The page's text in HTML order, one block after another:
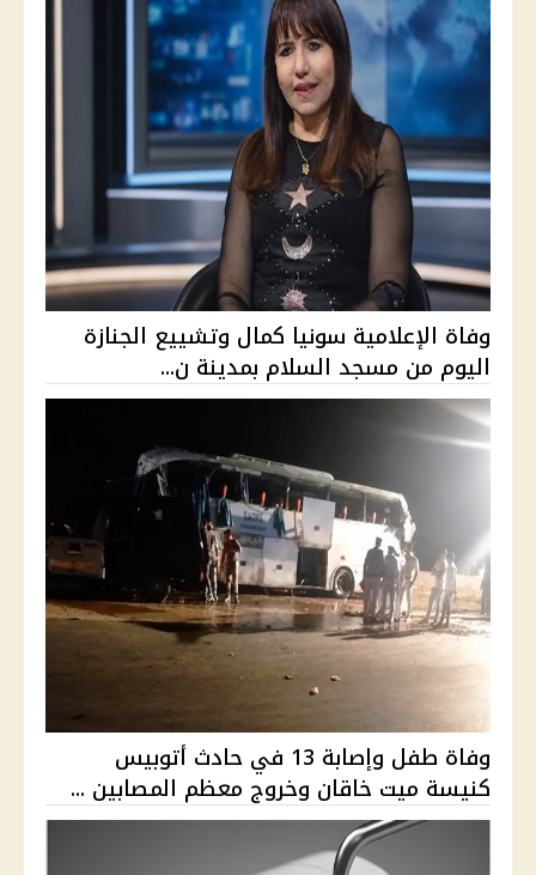
وفاة الإعلامية سونيا كمال وتشييع الجنازة
اليوم من مسجد السلام بمدينة ن...
وفاة طفل وإصابة 13 في حادث أتوبيس
كنيسة ميت خاقان وخروج معظم المصابين ...